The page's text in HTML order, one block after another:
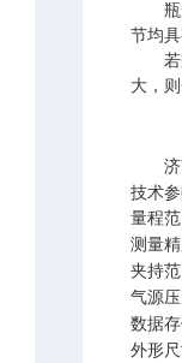
节均
大，
技术
量程
测量
夹持
气源
数据
外形